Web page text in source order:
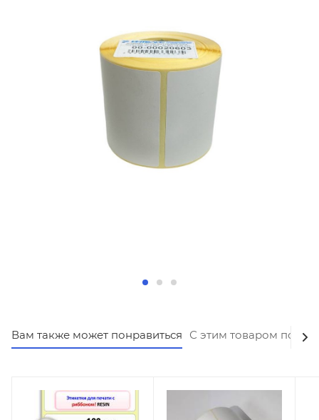
Вам также может понравиться С этим товаром